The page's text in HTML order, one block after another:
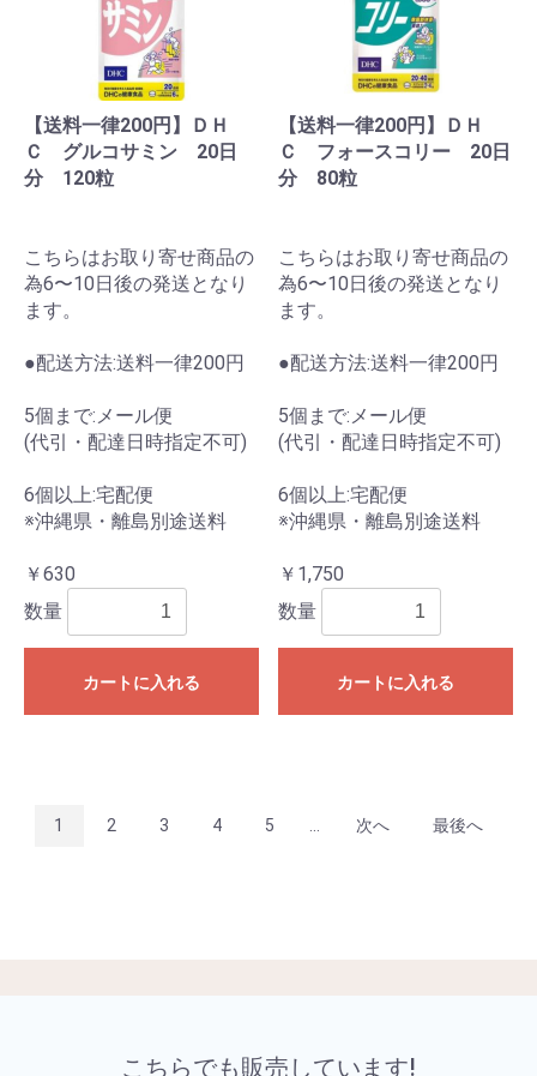
【送料一律200円】ＤＨ
Ｃ グルコサミン 20日
分 120粒
こちらはお取り寄せ商品の
為6〜10日後の発送となり
ます。
●配送方法:送料一律200円
5個まで:メール便
(代引・配達日時指定不可)
6個以上:宅配便
※沖縄県・離島別途送料
￥630
数量
カートに入れる
【送料一律200円】ＤＨ
Ｃ フォースコリー 20日
分 80粒
こちらはお取り寄せ商品の
為6〜10日後の発送となり
ます。
●配送方法:送料一律200円
5個まで:メール便
(代引・配達日時指定不可)
6個以上:宅配便
※沖縄県・離島別途送料
￥1,750
数量
カートに入れる
1 2 3 4 5 次へ 最後へ
こちらでも販売しています!